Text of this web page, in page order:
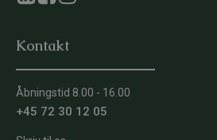
Kontakt
Åbningstid 8.00 - 16.00
+45 72 30 12 05